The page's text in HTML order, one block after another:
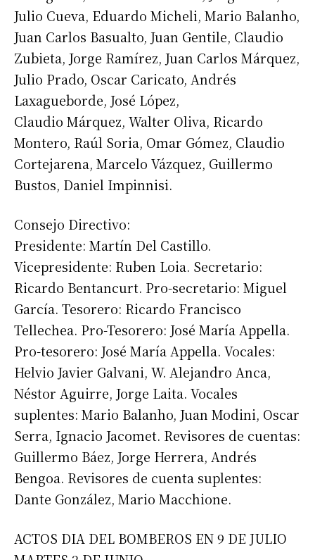
Suscribirme gratis
Dirección de correo electrónico
Nombre
Julio Cueva, Eduardo Micheli, Mario Balanho,
Juan Carlos Basualto, Juan Gentile, Claudio
Zubieta, Jorge Ramírez, Juan Carlos Márquez,
Julio Prado, Oscar Caricato, Andrés
Laxagueborde, José López,
Claudio Márquez, Walter Oliva, Ricardo
Montero, Raúl Soria, Omar Gómez, Claudio
Cortejarena, Marcelo Vázquez, Guillermo
Bustos, Daniel Impinnisi.
Consejo Directivo:
Presidente: Martín Del Castillo.
Vicepresidente: Ruben Loia. Secretario:
Ricardo Bentancurt. Pro-secretario: Miguel
García. Tesorero: Ricardo Francisco
Tellechea. Pro-Tesorero: José María Appella.
Pro-tesorero: José María Appella. Vocales:
Helvio Javier Galvani, W. Alejandro Anca,
Néstor Aguirre, Jorge Laita. Vocales
suplentes: Mario Balanho, Juan Modini, Oscar
Serra, Ignacio Jacomet. Revisores de cuentas:
Guillermo Báez, Jorge Herrera, Andrés
Bengoa. Revisores de cuenta suplentes:
Dante González, Mario Macchione.
ACTOS DIA DEL BOMBEROS EN 9 DE JULIO